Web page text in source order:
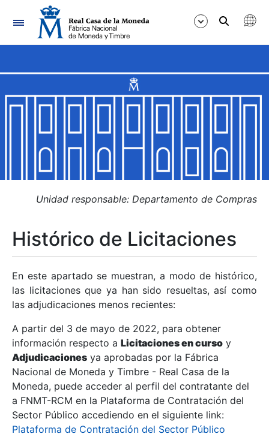
Navegación
Mostrar/Ocultar
Mostrar/Ocultar
Mostrar/Ocultar
Mostrar/Ocultar
Mostrar/Ocultar
Mostrar/Ocultar
Unidad responsable: Departamento de Compras
Histórico de Licitaciones
En este apartado se muestran, a modo de histórico,
las licitaciones que ya han sido resueltas, así como
las adjudicaciones menos recientes:
A partir del 3 de mayo de 2022, para obtener
información respecto a Licitaciones en curso y
Adjudicaciones ya aprobadas por la Fábrica
Nacional de Moneda y Timbre - Real Casa de la
Moneda, puede acceder al perfil del contratante del
a FNMT-RCM en la Plataforma de Contratación del
Sector Público accediendo en el siguiente link:
Plataforma de Contratación del Sector Público